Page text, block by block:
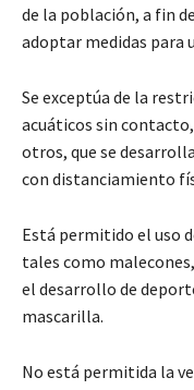
de la población, a fin
adoptar medidas para
Se exceptúa de la
acuáticos sin
otros, que se
con distanciamiento
Está permitido el uso
tales como
el desarrollo de
mascarilla.
No está permitida la